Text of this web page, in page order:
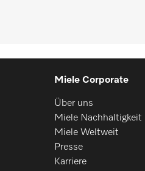
Miele Corporate
Über uns
Miele Nachhaltigkeit
Miele Weltweit
Presse
Karriere